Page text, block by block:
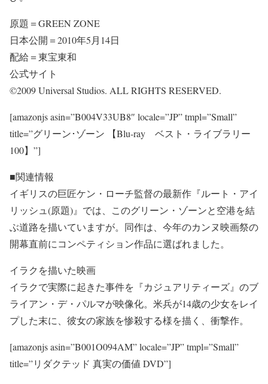
原題＝GREEN ZONE
日本公開＝2010年5月14日
配給＝東宝東和
公式サイト
©2009 Universal Studios. ALL RIGHTS RESERVED.
[amazonjs asin=”B004V33UB8″ locale=”JP” tmpl=”Small”
title=”グリーン･ゾーン 【Blu-ray ベスト・ライブラリー
100】”]
■関連情報
イギリスの巨匠ケン・ローチ監督の最新作『ルート・アイ
リッシュ(原題)』では、このグリーン・ゾーンと空港を結
ぶ道路を描いていますが。同作は、今年のカンヌ映画祭の
開幕直前にコンペティション作品に選ばれました。
イラクを描いた映画
イラクで実際に起きた事件を『カジュアリティーズ』のブ
ライアン・デ・パルマが映像化。米兵が14歳の少女をレイ
プした末に、彼女の家族を惨殺する様を描く、衝撃作。
[amazonjs asin=”B001O094AM” locale=”JP” tmpl=”Small”
title=”リダクテッド 真実の価値 DVD”]